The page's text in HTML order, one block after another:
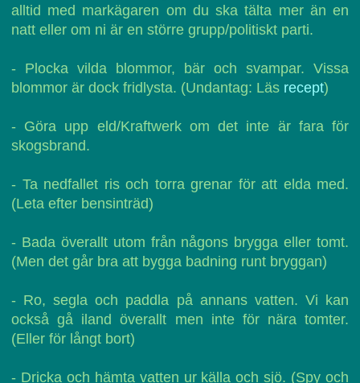
alltid med markägaren om du ska tälta mer än en
natt eller om ni är en större grupp/politiskt parti.
- Plocka vilda blommor, bär och svampar. Vissa
blommor är dock fridlysta. (Undantag: Läs recept)
- Göra upp eld/Kraftwerk om det inte är fara för
skogsbrand.
- Ta nedfallet ris och torra grenar för att elda med.
(Leta efter bensinträd)
- Bada överallt utom från någons brygga eller tomt.
(Men det går bra att bygga badning runt bryggan)
- Ro, segla och paddla på annans vatten. Vi kan
också gå iland överallt men inte för nära tomter.
(Eller för långt bort)
- Dricka och hämta vatten ur källa och sjö. (Spy och